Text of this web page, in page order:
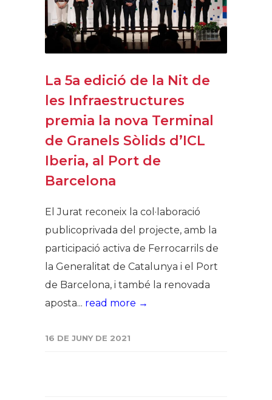
La 5a edició de la Nit de
les Infraestructures
premia la nova Terminal
de Granels Sòlids d’ICL
Iberia, al Port de
Barcelona
El Jurat reconeix la col·laboració
publicoprivada del projecte, amb la
participació activa de Ferrocarrils de
la Generalitat de Catalunya i el Port
de Barcelona, i també la renovada
aposta... read more →
16 DE JUNY DE 2021